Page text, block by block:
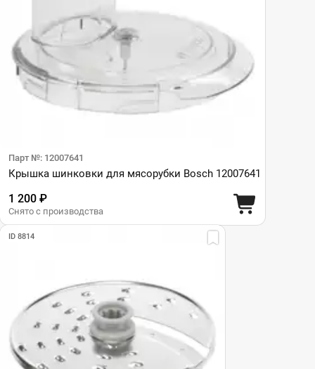
Парт №: 12007641
Крышка шинковки для мясорубки Bosch 12007641
1 200 ₽
Снято с производства
ID 8814